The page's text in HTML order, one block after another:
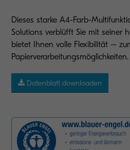
Abbildung mit Optionen
Dieses starke A4-Farb-
Solutions verblüfft Sie mit seiner
bietet Ihnen volle Flexibilität –
Papierverarbeitungsmöglichkeiten.
Datenblatt downloaden